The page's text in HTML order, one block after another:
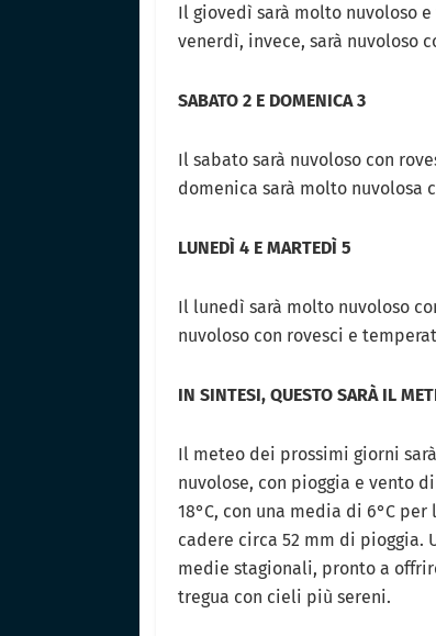
Il giovedì sarà molto nuvoloso
venerdì, invece, sarà nuvoloso
SABATO 2 E DOMENICA 3
Il sabato sarà nuvoloso con
domenica sarà molto nuvolosa
LUNEDÌ 4 E MARTEDÌ 5
Il lunedì sarà molto nuvoloso
nuvoloso con rovesci e
IN SINTESI, QUESTO SARÀ IL
Il meteo dei prossimi giorni
nuvolose, con pioggia e vento
18°C, con una media di 6°C
cadere circa 52 mm di pioggia.
medie stagionali, pronto a
tregua con cieli più sereni.